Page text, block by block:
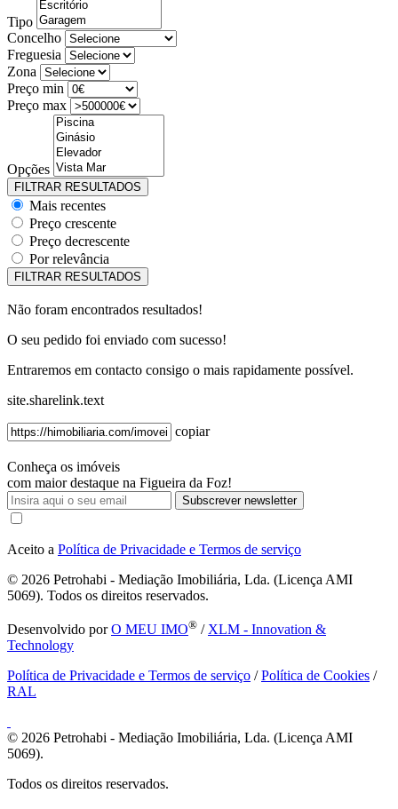
Tipo
Concelho
Freguesia
Zona
Preço min
Preço max
Opções
Mais recentes
Preço crescente
Preço decrescente
Por relevância
Não foram encontrados resultados!
O seu pedido foi enviado com sucesso!
Entraremos em contacto consigo o mais rapidamente possível.
site.sharelink.text
copiar
Conheça os imóveis
com maior destaque na Figueira da Foz!
Subscrever newsletter
Aceito a Política de Privacidade e Termos de serviço
© 2026 Petrohabi - Mediação Imobiliária, Lda. (Licença AMI
5069). Todos os direitos reservados.
Desenvolvido porO MEU IMO® / XLM - Innovation &
Technology
Política de Privacidade e Termos de serviço /Política de Cookies /
RAL
© 2026 Petrohabi - Mediação Imobiliária, Lda. (Licença AMI
5069).
Todos os direitos reservados.